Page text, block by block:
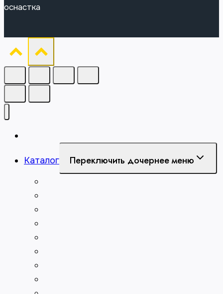
оснастка
Каталог Переключить дочернее меню